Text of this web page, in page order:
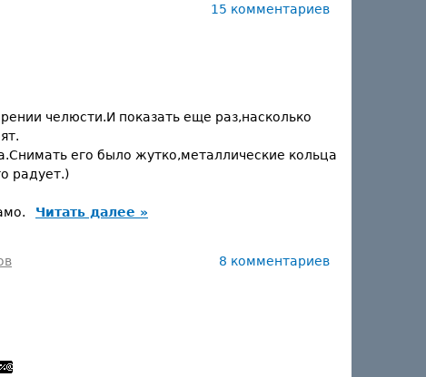
15 комментариев
челюсти.И показать еще раз,насколько
его было жутко,металлические кольца
радует.)
Читать далее »
8 комментариев